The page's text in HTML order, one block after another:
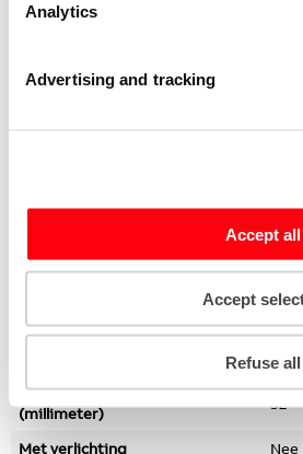
Analytics
Advertising and tracking
Accept all
Accept
Refuse all
Schakelmateriaalhoogte
Nee
Geschikt voor aantal
4
Bussen afgeschermd
Nee
Nee
Min. diepte van de inbouwdoos
(millimeter)
32
Met verlichting
Nee